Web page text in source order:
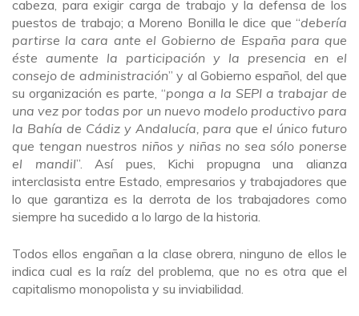
cabeza, para exigir carga de trabajo y la defensa de los
puestos de trabajo; a Moreno Bonilla le dice que “debería
partirse la cara ante el Gobierno de España para que
éste aumente la participación y la presencia en el
consejo de administración” y al Gobierno español, del que
su organización es parte, “ponga a la SEPI a trabajar de
una vez por todas por un nuevo modelo productivo para
la Bahía de Cádiz y Andalucía, para que el único futuro
que tengan nuestros niños y niñas no sea sólo ponerse
el mandil”. Así pues, Kichi propugna una alianza
interclasista entre Estado, empresarios y trabajadores que
lo que garantiza es la derrota de los trabajadores como
siempre ha sucedido a lo largo de la historia.
Todos ellos engañan a la clase obrera, ninguno de ellos le
indica cual es la raíz del problema, que no es otra que el
capitalismo monopolista y su inviabilidad.